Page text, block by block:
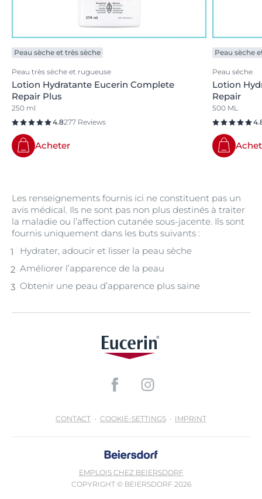
Peau sèche et très sèche
Peau très sèche et rugueuse
Lotion Hydratante Eucerin Complete
Repair Plus
250 ml
4.8277 Reviews
Acheter
Peau sèche
Peau séche
Lotion
Repair
500 ML
Les renseignements fournis ici ne constituent pas un
avis médical. Ils ne sont pas non plus destinés à traiter
la maladie ou l’affection cutanée sous-jacente. Ils sont
fournis uniquement dans les buts suivants :
Hydrater, adoucir et lisser la peau sèche
Améliorer l’apparence de la peau
Obtenir une peau d’apparence plus saine
CONTACT COOKIE-SETTINGS IMPRINT
EMPLOIS CHEZ BEIERSDORF
COPYRIGHT © BEIERSDORF 2026